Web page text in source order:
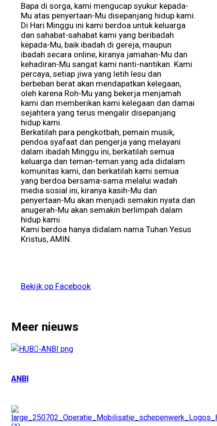
Bapa di sorga, kami mengucap syukur kepada-
Mu atas penyertaan-Mu disepanjang hidup kami.
Di Hari Minggu ini kami berdoa untuk keluarga
dan sahabat-sahabat kami yang beribadah
kepada-Mu, baik ibadah di gereja, maupun
ibadah secara online, kiranya jamahan-Mu dan
kehadiran-Mu sangat kami nanti-nantikan. Kami
percaya, setiap jiwa yang letih lesu dan
berbeban berat akan mendapatkan kelegaan,
oleh karena Roh-Mu yang bekerja menjamah
kami dan memberikan kami kelegaan dan damai
sejahtera yang terus mengalir disepanjang
hidup kami.
Berkatilah para pengkotbah, pemain musik,
pendoa syafaat dan pengerja yang melayani
dalam ibadah Minggu ini, berkatilah semua
keluarga dan teman-teman yang ada didalam
komunitas kami, dan berkatilah kami semua
yang berdoa bersama-sama melalui wadah
media sosial ini, kiranya kasih-Mu dan
penyertaan-Mu akan menjadi semakin nyata dan
anugerah-Mu akan semakin berlimpah dalam
hidup kami.
Kami berdoa hanya didalam nama Tuhan Yesus
Kristus, AMIN.
Bekijk op Facebook
Meer nieuws
ANBI